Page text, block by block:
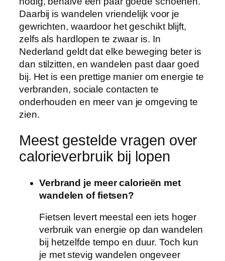
Daarbij is wandelen vriendelijk voor je
gewrichten, waardoor het geschikt blijft,
zelfs als hardlopen te zwaar is. In
Nederland geldt dat elke beweging beter is
dan stilzitten, en wandelen past daar goed
bij. Het is een prettige manier om energie te
verbranden, sociale contacten te
onderhouden en meer van je omgeving te
zien.
Meest gestelde vragen over
calorieverbruik bij lopen
Verbrand je meer calorieën met
wandelen of fietsen?
Fietsen levert meestal een iets hoger
verbruik van energie op dan wandelen
bij hetzelfde tempo en duur. Toch kun
je met stevig wandelen ongeveer